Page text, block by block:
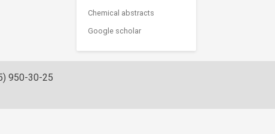
Chemical abstracts
Google scholar
950-30-25